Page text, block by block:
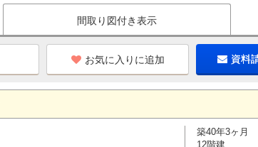
間取り図付き表示
お気に入りに追加 資料
築40年3ヶ月
12階建